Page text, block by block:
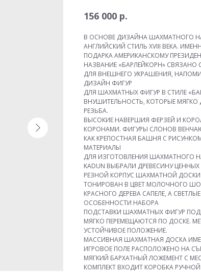
156 000 р.
В ОСНОВЕ ДИЗАЙНА ШАХМАТНОГО
АНГЛИЙСКИЙ СТИЛЬ XVIII ВЕКА.
ПОДАРКА АМЕРИКАНСКОМУ
НАЗВАНИЕ «БАРЛЕЙКОРН»
ДЛЯ ВНЕШНЕГО УКРАШЕНИЯ,
ДИЗАЙН ФИГУР
ДЛЯ ШАХМАТНЫХ ФИГУР В СТИЛЕ
ВНУШИТЕЛЬНОСТЬ, КОТОРЫЕ
РЕЗЬБА.
ВЫСОКИЕ НАВЕРШИЯ ФЕРЗЕЙ И
КОРОНАМИ. ФИГУРЫ СЛОНОВ
КАК КРЕПОСТНАЯ БАШНЯ С
МАТЕРИАЛЫ
ДЛЯ ИЗГОТОВЛЕНИЯ ШАХМАТНОГО
KADUN ВЫБРАЛИ ДРЕВЕСИНУ
РЕЗНОЙ КОРПУС ШАХМАТНОЙ
ТОНИРОВАН В ЦВЕТ МОЛОЧНОГО
КРАСНОГО ДЕРЕВА САПЕЛЕ, А
ОСОБЕННОСТИ НАБОРА
ПОДСТАВКИ ШАХМАТНЫХ ФИГУР
МЯГКО ПЕРЕМЕЩАЮТСЯ ПО ДОСКЕ.
УСТОЙЧИВОЕ ПОЛОЖЕНИЕ.
МАССИВНАЯ ШАХМАТНАЯ ДОСКА
ИГРОВОЕ ПОЛЕ РАСПОЛОЖЕНО НА
МЯГКИЙ БАРХАТНЫЙ ЛОЖЕМЕНТ С
КОМПЛЕКТ ВХОДИТ КОРОБКА